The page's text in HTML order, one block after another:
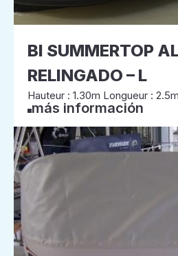
BI SUMMERTOP
RELINGADO – L
Hauteur : 1.30m Longueur :
más información